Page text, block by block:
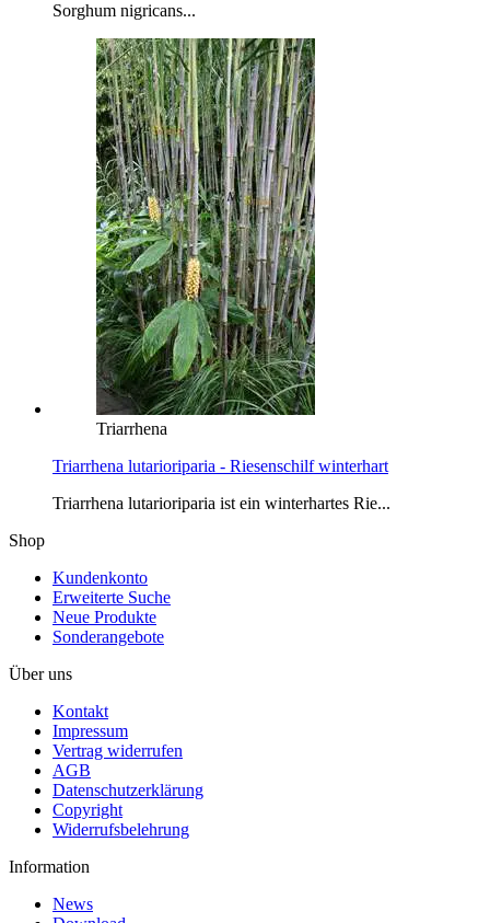
Sorghum nigricans...
Triarrhena
Triarrhena lutarioriparia - Riesenschilf winterhart
Triarrhena lutarioriparia ist ein winterhartes Rie...
Shop
Kundenkonto
Erweiterte Suche
Neue Produkte
Sonderangebote
Über uns
Kontakt
Impressum
Vertrag widerrufen
AGB
Datenschutzerklärung
Copyright
Widerrufsbelehrung
Information
News